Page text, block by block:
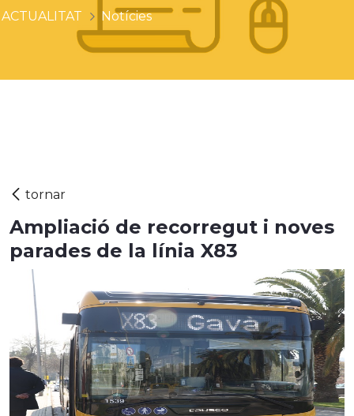
ACTUALITAT Notícies
Ampliació de recorregut i noves
parades de la línia X83